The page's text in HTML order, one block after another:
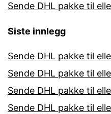
Sende DHL pakke til
Siste innlegg
Sende DHL pakke til
Sende DHL pakke til
Sende DHL pakke til
Sende DHL pakke til